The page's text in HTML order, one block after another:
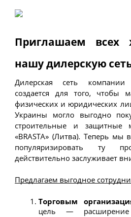
Приглашаем
нашу дилерскую
Дилерская сеть компании
создается для того, чтобы
физических и юридических
Украины могло выгодно
строительные и защитные
«BRASTA» (Литва). Теперь мы
популяризировать ту
действительно заслуживает
Предлагаем выгодное
Торговым
цель — расширение